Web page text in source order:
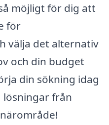
möjligt för dig att
för
välja det alternativ
och din budget
din sökning idag
lösningar från